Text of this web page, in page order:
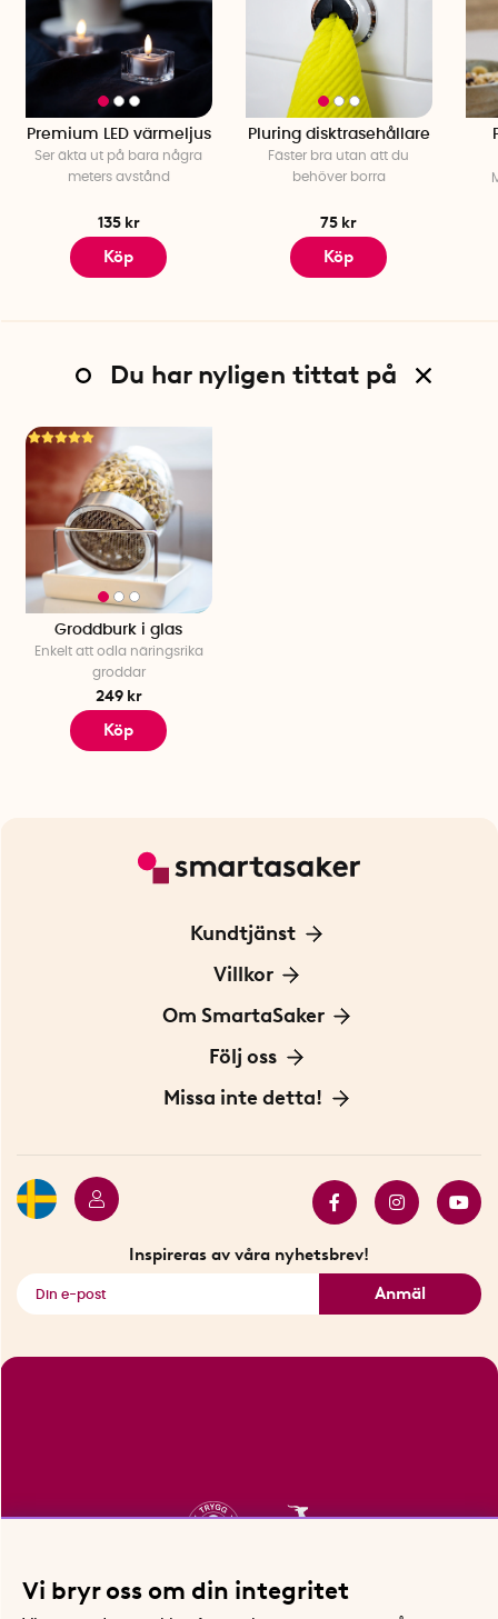
Premium LED värmeljus
Ser äkta ut på bara några
meters avstånd
135 kr
Köp
Pluring disktrasehållare
Fäster bra utan att du
behöver borra
75 kr
Köp
Du har nyligen tittat på
Groddburk i glas
Enkelt att odla näringsrika
groddar
249 kr
Köp
Kundtjänst
Kontakta oss
För Företag
Villkor
Frakt och leverans
Personuppgiftspolicy
Om SmartaSaker
Om oss
Vår historia
Följ oss
Blogg: Smarta tips
Missa inte detta!
Fyndhörnan
Inspireras av våra nyhetsbrev!
Anmäl
Vi bryr oss om din integritet